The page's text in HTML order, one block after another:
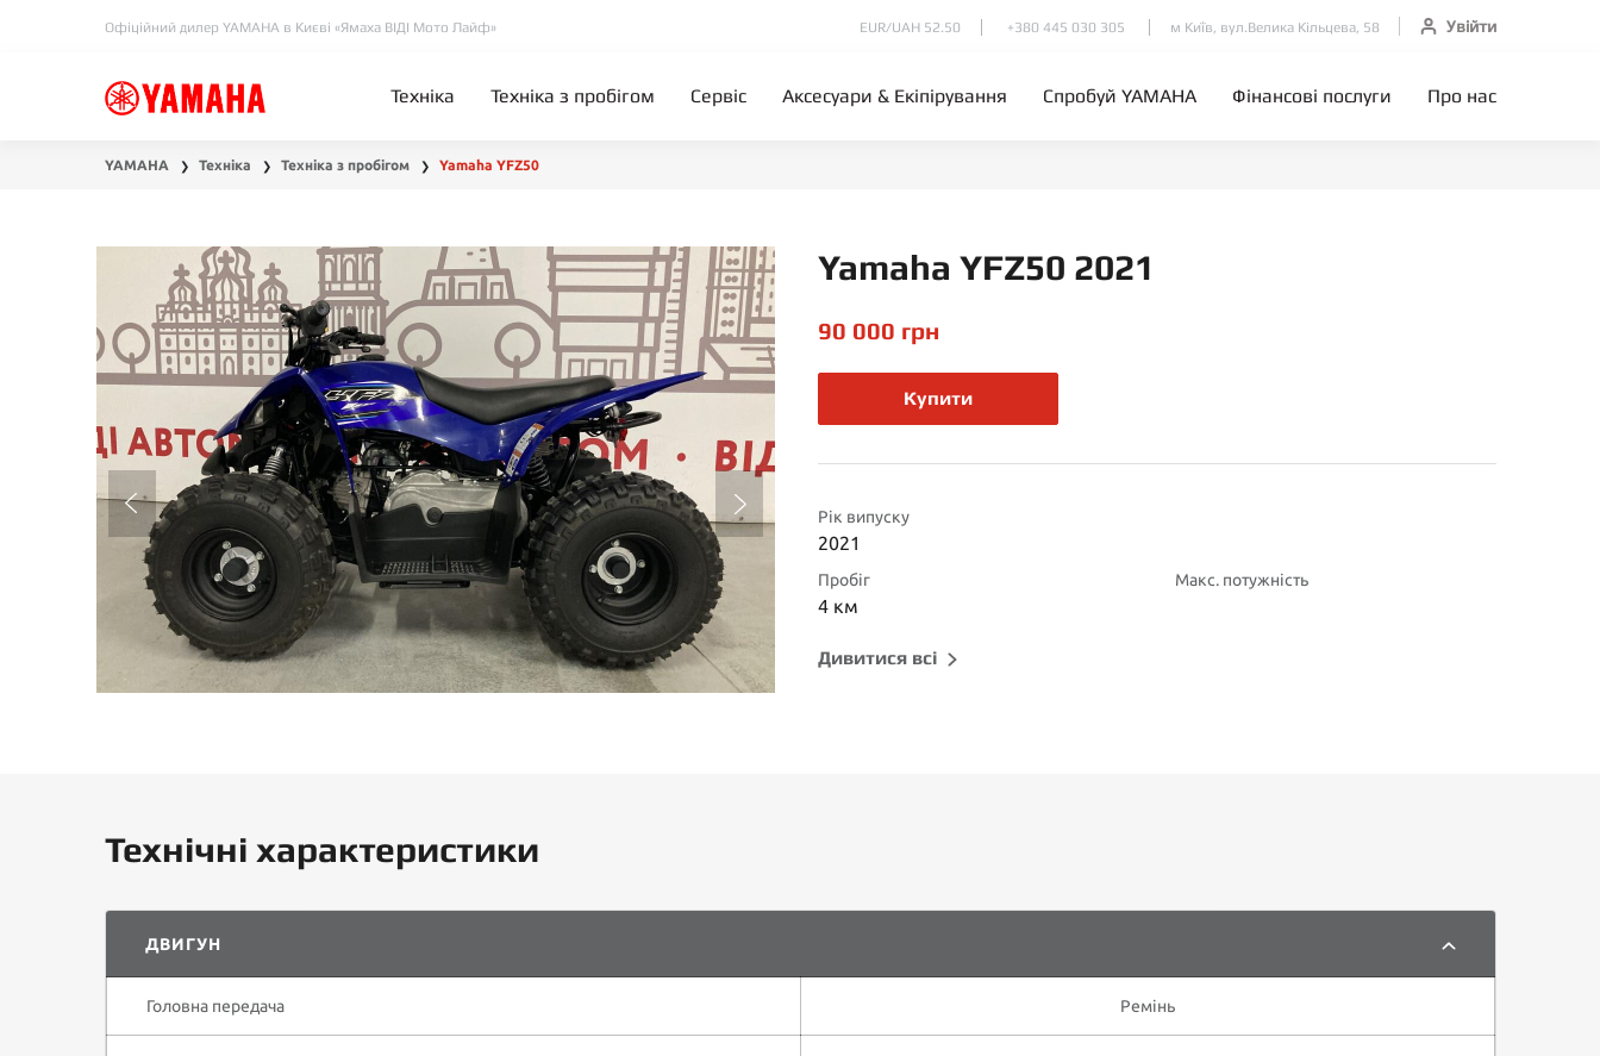
Офіційний дилер YAMAHA в Києві «Ямаха ВІДІ Мото Лайф» EUR/UAH 52.50 +380 445 030 305 м Київ, вул.Велика Кільцева, 58 Увійти
Техніка Техніка з пробігом Сервіс Аксесуари & Екіпірування Спробуй YAMAHA Фінансові послуги Про нас
YAMAHA ❯ Техніка ❯ Техніка з пробігом ❯ Yamaha YFZ50
Yamaha YFZ50 2021
90 000 грн
Купити
Рік випуску
2021
Пробіг
4 км
Макс. потужність
Дивитися всі
Технічні характеристики
ДВИГУН
Головна передача Ремінь